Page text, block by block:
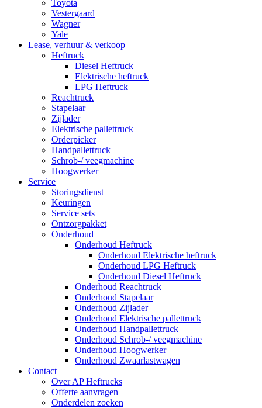
Toyota
Vestergaard
Wagner
Yale
Lease, verhuur & verkoop
Heftruck
Diesel Heftruck
Elektrische heftruck
LPG Heftruck
Reachtruck
Stapelaar
Zijlader
Elektrische pallettruck
Orderpicker
Handpallettruck
Schrob-/ veegmachine
Hoogwerker
Service
Storingsdienst
Keuringen
Service sets
Ontzorgpakket
Onderhoud
Onderhoud Heftruck
Onderhoud Elektrische heftruck
Onderhoud LPG Heftruck
Onderhoud Diesel Heftruck
Onderhoud Reachtruck
Onderhoud Stapelaar
Onderhoud Zijlader
Onderhoud Elektrische pallettruck
Onderhoud Handpallettruck
Onderhoud Schrob-/ veegmachine
Onderhoud Hoogwerker
Onderhoud Zwaarlastwagen
Contact
Over AP Heftrucks
Offerte aanvragen
Onderdelen zoeken